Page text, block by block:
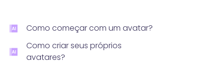
Como começar com um avatar?
Como criar seus próprios
avatares?